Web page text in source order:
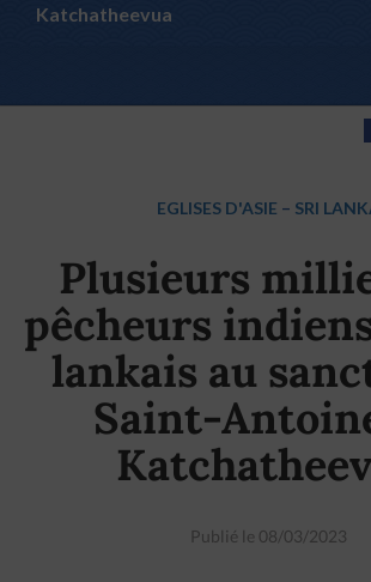
Katchatheevua
EGLISES D'ASIE – SRI
Plusieurs
pêcheurs
lankais au
Saint-
Publié le 08/03/2023